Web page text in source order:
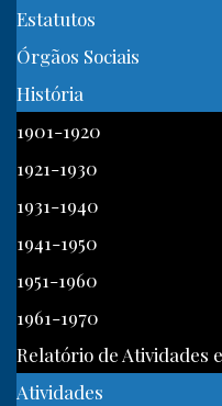
Estatutos
Órgãos Sociais
História
1901-1920
1921-1930
1931-1940
1941-1950
1951-1960
1961-1970
Relatório de Atividades
Atividades